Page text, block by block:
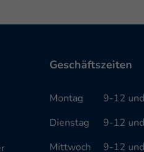
Geschäftszeiten
Montag
Dienstag
Mittwoch
9-12
9-12
9-12